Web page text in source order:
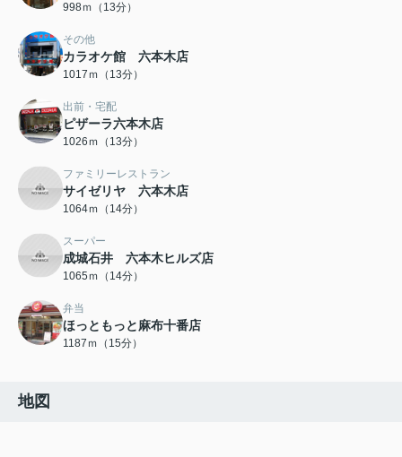
998ｍ（13分）
その他
カラオケ館 六本木店
1017ｍ（13分）
出前・宅配
ピザーラ六本木店
1026ｍ（13分）
ファミリーレストラン
サイゼリヤ 六本木店
1064ｍ（14分）
スーパー
成城石井 六本木ヒルズ店
1065ｍ（14分）
弁当
ほっともっと麻布十番店
1187ｍ（15分）
地図